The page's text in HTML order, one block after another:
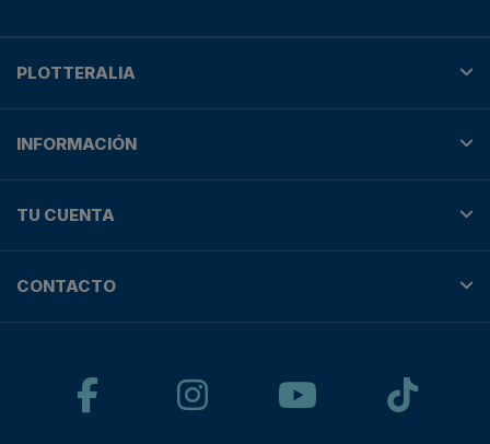
PLOTTERALIA
INFORMACIÓN
TU CUENTA
CONTACTO